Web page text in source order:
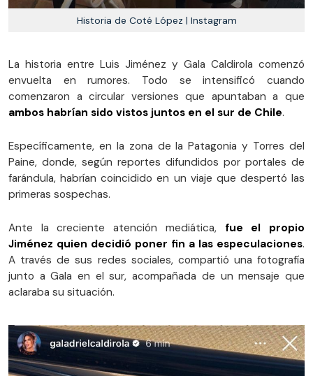
Historia de Coté López | Instagram
La historia entre Luis Jiménez y Gala Caldirola comenzó
envuelta en rumores. Todo se intensificó cuando
comenzaron a circular versiones que apuntaban a que
ambos habrían sido vistos juntos en el sur de Chile.
Específicamente, en la zona de la Patagonia y Torres del
Paine, donde, según reportes difundidos por portales de
farándula, habrían coincidido en un viaje que despertó las
primeras sospechas.
Ante la creciente atención mediática, fue el propio
Jiménez quien decidió poner fin a las especulaciones.
A través de sus redes sociales, compartió una fotografía
junto a Gala en el sur, acompañada de un mensaje que
aclaraba su situación.